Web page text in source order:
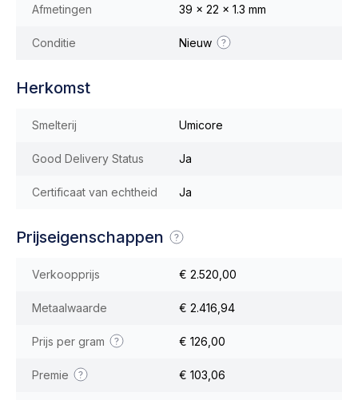
Afmetingen 39 x 22 x 1.3 mm
Conditie Nieuw
Herkomst
Smelterij Umicore
Good Delivery Status Ja
Certificaat van echtheid Ja
Prijseigenschappen
Verkoopprijs € 2.520,00
Metaalwaarde € 2.416,94
Prijs per gram € 126,00
Premie € 103,06